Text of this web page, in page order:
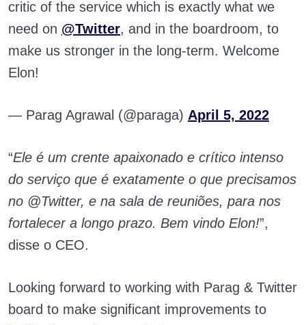
critic of the service which is exactly what we
need on @Twitter, and in the boardroom, to
make us stronger in the long-term. Welcome
Elon!
— Parag Agrawal (@paraga) April 5, 2022
“Ele é um crente apaixonado e crítico intenso
do serviço que é exatamente o que precisamos
no @Twitter, e na sala de reuniões, para nos
fortalecer a longo prazo. Bem vindo Elon!”,
disse o CEO.
Looking forward to working with Parag & Twitter
board to make significant improvements to